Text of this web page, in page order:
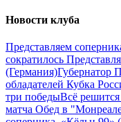
Новости клуба
Представляем
сократилось
(Германия)Губернатор
обладателей Кубка
три победыВсё
матча Обед в